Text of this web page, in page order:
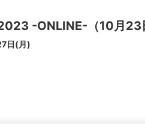
-ONLINE-（10月23
日(月)